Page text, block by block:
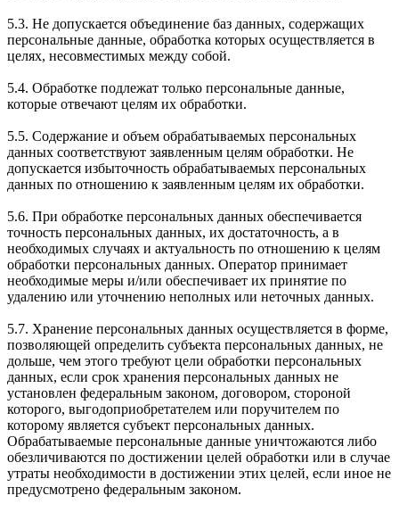
5.3. Не допускается объединение баз данных, содержащих
персональные данные, обработка которых осуществляется в
целях, несовместимых между собой.
5.4. Обработке подлежат только персональные данные,
которые отвечают целям их обработки.
5.5. Содержание и объем обрабатываемых персональных
данных соответствуют заявленным целям обработки. Не
допускается избыточность обрабатываемых персональных
данных по отношению к заявленным целям их обработки.
5.6. При обработке персональных данных обеспечивается
точность персональных данных, их достаточность, а в
необходимых случаях и актуальность по отношению к целям
обработки персональных данных. Оператор принимает
необходимые меры и/или обеспечивает их принятие по
удалению или уточнению неполных или неточных данных.
5.7. Хранение персональных данных осуществляется в форме,
позволяющей определить субъекта персональных данных, не
дольше, чем этого требуют цели обработки персональных
данных, если срок хранения персональных данных не
установлен федеральным законом, договором, стороной
которого, выгодоприобретателем или поручителем по
которому является субъект персональных данных.
Обрабатываемые персональные данные уничтожаются либо
обезличиваются по достижении целей обработки или в случае
утраты необходимости в достижении этих целей, если иное не
предусмотрено федеральным законом.